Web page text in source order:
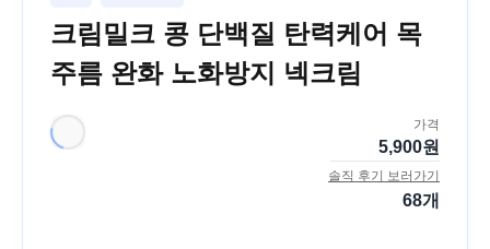
크림밀크 콩 단백질 탄력케어 목
주름 완화 노화방지 넥크림
가격
5,900원
솔직 후기 보러가기
68개